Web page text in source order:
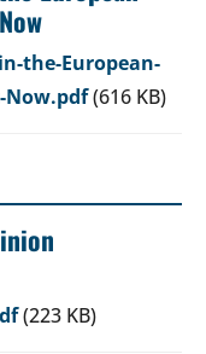
the-European-
Now.pdf(616 KB)
(223 KB)